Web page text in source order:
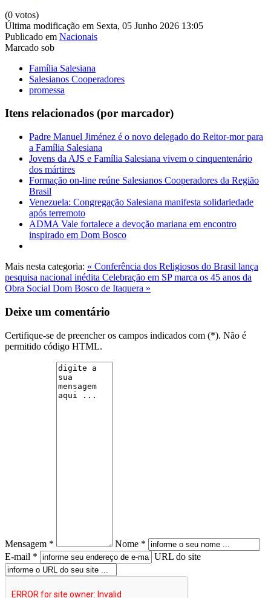
(0 votos)
Última modificação em Sexta, 05 Junho 2026 13:05
Publicado em Nacionais
Marcado sob
Família Salesiana
Salesianos Cooperadores
promessa
Itens relacionados (por marcador)
Padre Manuel Jiménez é o novo delegado do Reitor-mor para
a Família Salesiana
Jovens da AJS e Família Salesiana vivem o cinquentenário
dos mártires
Formação on-line reúne Salesianos Cooperadores da Região
Brasil
Venezuela: Congregação Salesiana manifesta solidariedade
após terremoto
ADMA Vale fortalece a devoção mariana em encontro
inspirado em Dom Bosco
Mais nesta categoria: « Conferência dos Religiosos do Brasil lança
pesquisa nacional inédita Celebração em SP marca os 45 anos da
Obra Social Dom Bosco de Itaquera »
Deixe um comentário
Certifique-se de preencher os campos indicados com (*). Não é
permitido código HTML.
Mensagem *
Nome *
E-mail *
URL do site